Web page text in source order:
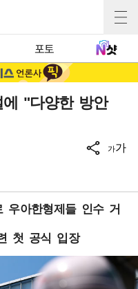
포토
"다양한 방안
가가
우아한형제들 인수 거
첫 공식 입장